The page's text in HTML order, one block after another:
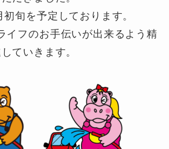
旬を予定しております。
イフのお手伝いが出来るよう精
ていきます。